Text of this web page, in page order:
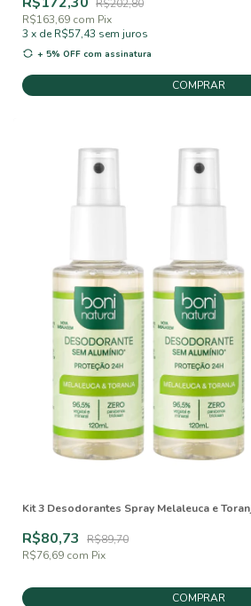
R$202,80
R$163,69 com Pix
3 x de R$57,43 sem juros
+ 5% OFF com assinatura
COMPRAR
Kit 3 Desodorantes Spray Melaleuca e
R$80,73
R$89,70
R$76,69 com Pix